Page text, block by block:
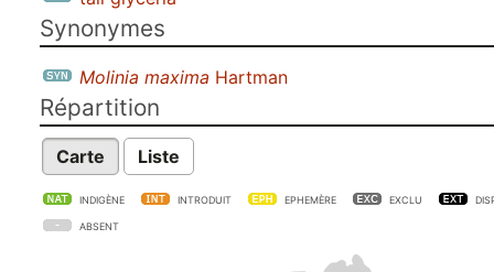
Synonymes
Molinia maxima Hartman
Répartition
Carte Liste
INDIGÈNE INTRODUIT EPHEMÈRE EXCLU
ABSENT